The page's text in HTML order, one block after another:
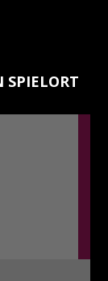
SPIELORT